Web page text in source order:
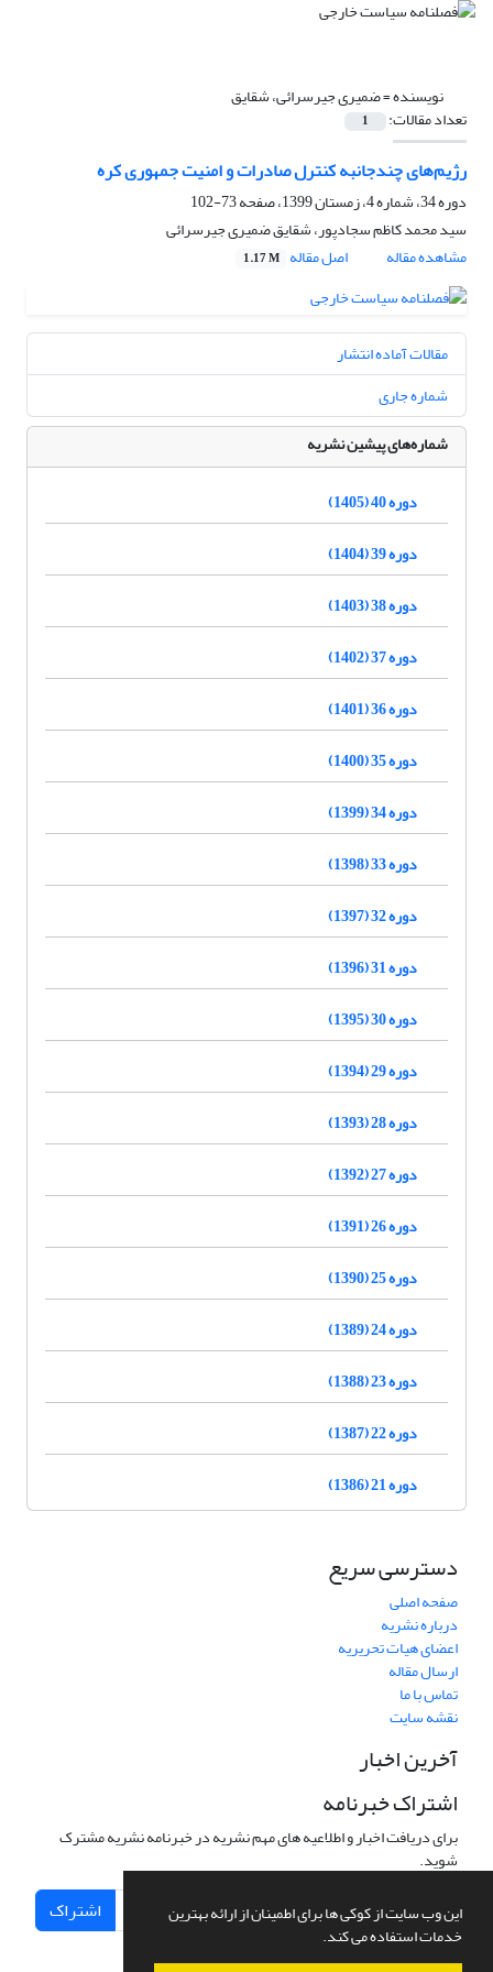
این وب سایت از کوکی ها برای اطمینان از ارائه بهترین
خدمات استفاده می کند.
نویسنده =ضمیری جیرسرائی، شقایق
تعداد مقالات: 1
رژیم‌های چندجانبه کنترل صادرات و امنیت جمهوری کره
دوره 34، شماره 4، زمستان 1399، صفحه
73-102
سید محمد کاظم سجادپور، شقایق ضمیری جیرسرائی
مشاهده مقاله
اصل مقاله 1.17 M
مقالات آماده انتشار
شماره جاری
شماره‌های پیشین نشریه
دوره 40 (1405)
دوره 39 (1404)
دوره 38 (1403)
دوره 37 (1402)
دوره 36 (1401)
دوره 35 (1400)
دوره 34 (1399)
دوره 33 (1398)
دوره 32 (1397)
دوره 31 (1396)
دوره 30 (1395)
دوره 29 (1394)
دوره 28 (1393)
دوره 27 (1392)
دوره 26 (1391)
دوره 25 (1390)
دوره 24 (1389)
دوره 23 (1388)
دوره 22 (1387)
دوره 21 (1386)
دسترسی سریع
صفحه اصلی
درباره نشریه
اعضای هیات تحریریه
ارسال مقاله
تماس با ما
نقشه سایت
آخرین اخبار
اشتراک خبرنامه
برای دریافت اخبار و اطلاعیه های مهم نشریه در خبرنامه نشریه مشترک
شوید.
اشتراک